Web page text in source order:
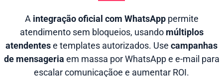
A integração oficial com WhatsApppermite
atendimento sem bloqueios, usandomúltiplos
atendentese templates autorizados. Use campanhas
de mensageria em massa por WhatsApp e e-mail para
escalar comunicaçãoe e aumentar ROI.